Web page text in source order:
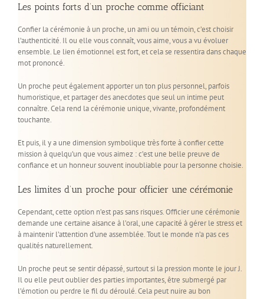
Les points forts d’un proche comme officiant
Confier la cérémonie à un proche, un ami ou un témoin, c’est choisir
l’authenticité. Il ou elle vous connaît, vous aime, vous a vu évoluer
ensemble. Le lien émotionnel est fort, et cela se ressentira dans chaque
mot prononcé.
Un proche peut également apporter un ton plus personnel, parfois
humoristique, et partager des anecdotes que seul un intime peut
connaître. Cela rend la cérémonie unique, vivante, profondément
touchante.
Et puis, il y a une dimension symbolique très forte à confier cette
mission à quelqu’un que vous aimez : c’est une belle preuve de
confiance et un honneur souvent inoubliable pour la personne choisie.
Les limites d’un proche pour officier une cérémonie
Cependant, cette option n’est pas sans risques. Officier une cérémonie
demande une certaine aisance à l’oral, une capacité à gérer le stress et
à maintenir l’attention d’une assemblée. Tout le monde n’a pas ces
qualités naturellement.
Un proche peut se sentir dépassé, surtout si la pression monte le jour J.
Il ou elle peut oublier des parties importantes, être submergé par
l’émotion ou perdre le fil du déroulé. Cela peut nuire au bon